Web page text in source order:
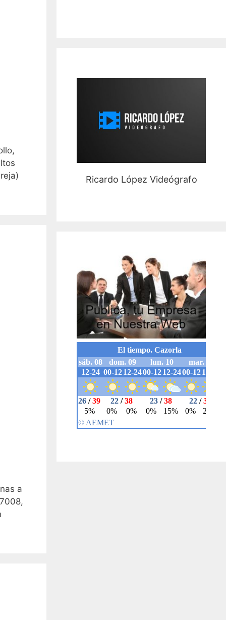
a
Ricardo López Videógrafo